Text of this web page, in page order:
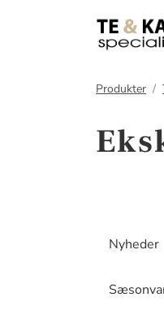
Produkter
Nyheder